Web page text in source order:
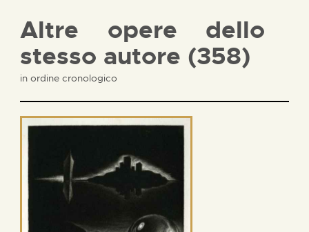
Altre opere dello
stesso autore (358)
in ordine cronologico